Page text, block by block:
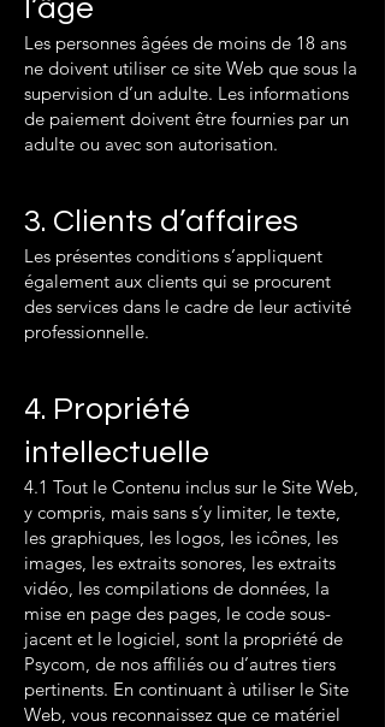
l’âge
Les personnes âgées de moins de 18 ans
ne doivent utiliser ce site Web que sous la
supervision d’un adulte. Les informations
de paiement doivent être fournies par un
adulte ou avec son autorisation.
3. Clients d’affaires
Les présentes conditions s’appliquent
également aux clients qui se procurent
des services dans le cadre de leur activité
professionnelle.
4. Propriété
intellectuelle
4.1 Tout le Contenu inclus sur le Site Web,
y compris, mais sans s’y limiter, le texte,
les graphiques, les logos, les icônes, les
images, les extraits sonores, les extraits
vidéo, les compilations de données, la
mise en page des pages, le code sous-
jacent et le logiciel, sont la propriété de
Psycom, de nos affiliés ou d’autres tiers
pertinents. En continuant à utiliser le Site
Web, vous reconnaissez que ce matériel